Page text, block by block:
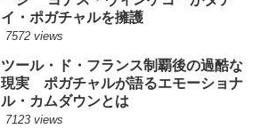
イ・ポガチャルを擁護
7572 views
ツール・ド・フランス制覇後の過酷な
現実 ポガチャルが語るエモーショナ
ル・カムダウンとは
7123 views